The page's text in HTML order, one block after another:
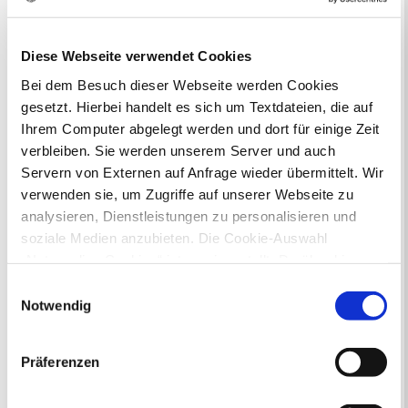
Diese Webseite verwendet Cookies
Bei dem Besuch dieser Webseite werden Cookies
gesetzt. Hierbei handelt es sich um Textdateien, die auf
Ihrem Computer abgelegt werden und dort für einige Zeit
verbleiben. Sie werden unserem Server und auch
Servern von Externen auf Anfrage wieder übermittelt. Wir
verwenden sie, um Zugriffe auf unserer Webseite zu
analysieren, Dienstleistungen zu personalisieren und
soziale Medien anzubieten. Die Cookie-Auswahl
Drittländern (USA) mit unzureichendem
Datenschutzniveau verarbeiten. Es besteht die Gefahr,
dass diese zu Kontroll- und Überwachungszwecken von
anderen missbraucht werden, ohne dass Sie sich mit
Notwendig
Präferenzen
Defekte Straßenbeleuchtung melden
August 2026
< Juli
September >
Di Mi
1
2
3
4 5 6 7 8
9
11 14
16
17
19
24
25 26 27 28 29
30
31
Veranstaltungskategorie